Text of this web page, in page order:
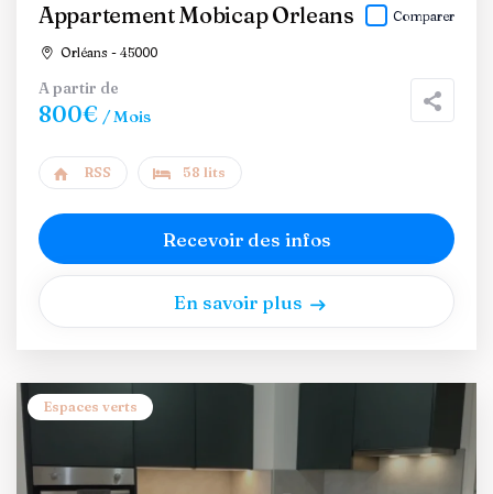
Appartement Mobicap Orleans
Orléans - 45000
Comparer
A partir de
800€ / Mois
RSS 58 lits
Recevoir des infos
En savoir plus
Espaces verts